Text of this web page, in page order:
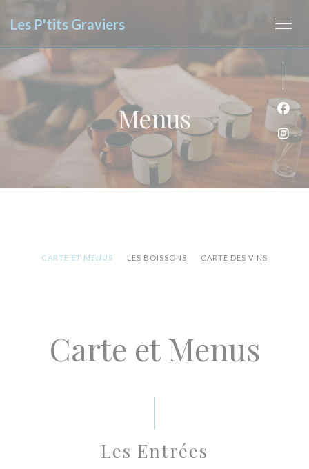
Les P'tits Graviers
Menus
CARTE ET MENUS LES BOISSONS CARTE DES VINS
Carte et Menus
Les Entrées